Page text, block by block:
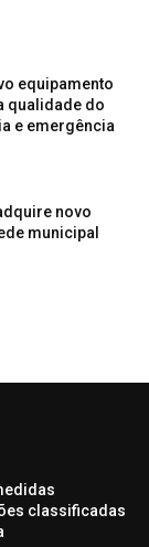
equipamento
qualidade do
e emergência
novo
municipal
classificadas